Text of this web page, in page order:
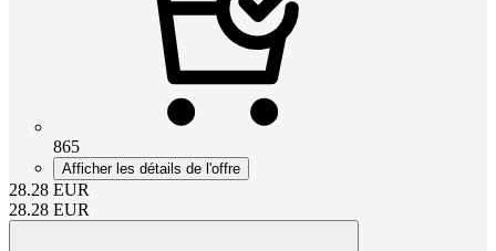
865
Afficher les détails de l'offre
28.28 EUR
28.28 EUR